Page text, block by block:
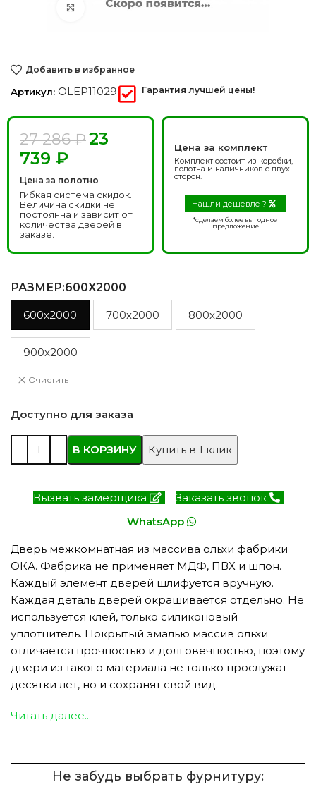
Нажмите, чтобы увеличить
Добавить в избранное
Артикул: OLEP11029 Гарантия лучшей цены!
27 286₽23
739 ₽
Цена за полотно
Гибкая система скидок.
Величина скидки не
постоянна и зависит от
количества дверей в
заказе.
Цена за комплект
Комплект состоит из коробки,
полотна и наличников с двух
сторон.
Нашли дешевле ?
*сделаем более выгодное
предложение
РАЗМЕР:600X2000
600x2000 700x2000 800x2000
900x2000
Очистить
Доступно для заказа
В КОРЗИНУ Купить в 1 клик
Вызвать замерщика
Заказать звонок
WhatsApp
Дверь межкомнатная из массива ольхи фабрики
ОКА. Фабрика не применяет МДФ, ПВХ и шпон.
Каждый элемент дверей шлифуется вручную.
Каждая деталь дверей окрашивается отдельно. Не
используется клей, только силиконовый
уплотнитель. Покрытый эмалью массив ольхи
отличается прочностью и долговечностью, поэтому
двери из такого материала не только прослужат
десятки лет, но и сохранят свой вид.
Читать далее...
Не забудь выбрать фурнитуру: